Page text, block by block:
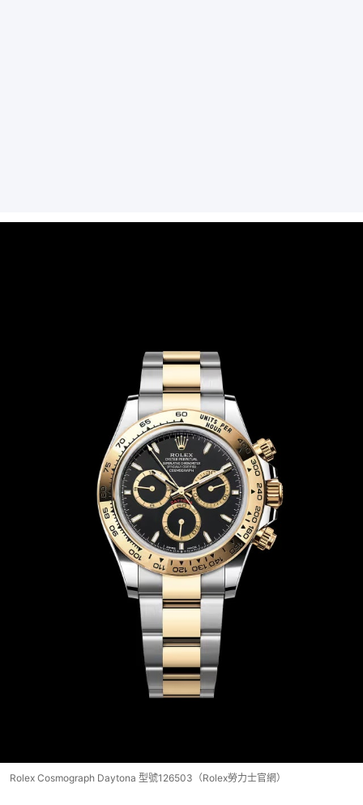
Rolex Cosmograph Daytona 型號126503（Rolex勞力士官網）